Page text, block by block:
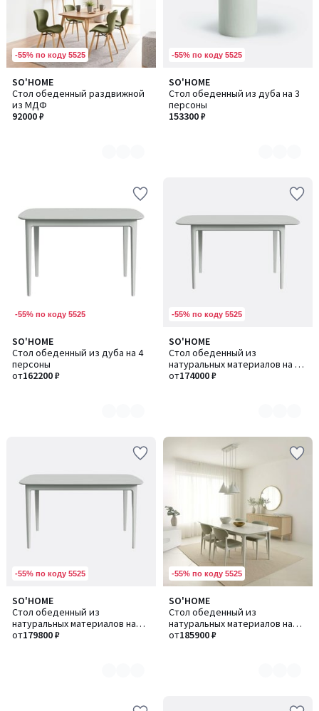
-55% по коду 5525
SO'HOME
Стол обеденный раздвижной
из МДФ
92000 ₽
Количество
цветов:
2
-55% по коду 5525
SO'HOME
Стол обеденный из дуба на 3
персоны
153300 ₽
Количество
цветов:
4
-55% по коду 5525
SO'HOME
Стол обеденный из дуба на 4
персоны
от162200 ₽
Количество
цветов:
5
-55% по коду 5525
SO'HOME
Стол обеденный из
натуральных материалов на 4
персоны
от174000 ₽
Количество
цветов:
5
-55% по коду 5525
SO'HOME
Стол обеденный из
натуральных материалов на
4/5 персон
от179800 ₽
Количество
цветов:
5
-55% по коду 5525
SO'HOME
Стол обеденный из
натуральных материалов на
5/6 персон
от185900 ₽
Количество
цветов:
5